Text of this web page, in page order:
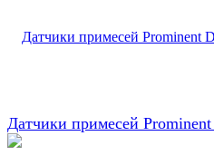
Датчики примесей